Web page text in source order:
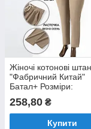
Жіночі котонові
"Фабричний Китай"
Батал+ Розміри:
56,58,60,62 (14754)
258,80 ₴
Купити